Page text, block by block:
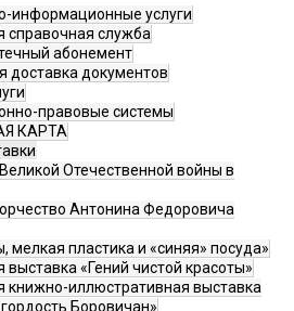
информационные услуги
справочная служба
абонемент
доставка документов
правовые системы
КАРТА
Отечественной войны в
Антонина Федоровича
мелкая пластика и «синяя» посуда»
выставка «Гений чистой красоты»
книжно-иллюстративная выставка
Боровичан»